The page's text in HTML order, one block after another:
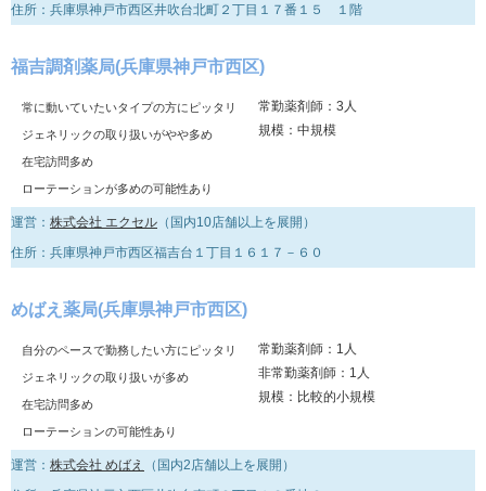
住所：兵庫県神戸市西区井吹台北町２丁目１７番１５ １階
福吉調剤薬局(兵庫県神戸市西区)
常に動いていたいタイプの方にピッタリ
ジェネリックの取り扱いがやや多め
在宅訪問多め
ローテーションが多めの可能性あり
常勤薬剤師：3人
規模：中規模
運営： 株式会社 エクセル （国内10店舗以上を展開）
住所：兵庫県神戸市西区福吉台１丁目１６１７－６０
めばえ薬局(兵庫県神戸市西区)
自分のペースで勤務したい方にピッタリ
ジェネリックの取り扱いが多め
在宅訪問多め
ローテーションの可能性あり
常勤薬剤師：1人
非常勤薬剤師：1人
規模：比較的小規模
運営： 株式会社 めばえ
（国内2店舗以上を展開）